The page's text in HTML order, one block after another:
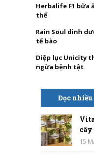
Herbalife F1 bữa
thể
Rain Soul dinh
tế bào
Diệp lục Unicity
ngừa bệnh tật
Đọc nhiều
cây
15